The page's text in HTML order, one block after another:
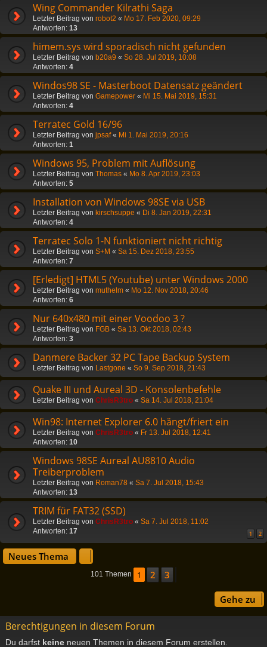
Wing Commander Kilrathi Saga
Letzter Beitrag von robot2 « Mo 17. Feb 2020, 09:29
Antworten: 13
himem.sys wird sporadisch nicht gefunden
Letzter Beitrag von b20a9 « So 28. Jul 2019, 10:08
Antworten: 4
Windos98 SE - Masterboot Datensatz geändert
Letzter Beitrag von Gamepower « Mi 15. Mai 2019, 15:31
Antworten: 4
Terratec Gold 16/96
Letzter Beitrag von jpsaf« Mi 1. Mai 2019, 20:16
Antworten: 1
Windows 95, Problem mit Auflösung
Letzter Beitrag von Thomas « Mo 8. Apr 2019, 23:03
Antworten: 5
Installation von Windows 98SE via USB
Letzter Beitrag von kirschsuppe « Di 8. Jan 2019, 22:31
Antworten: 4
Terratec Solo 1-N funktioniert nicht richtig
Letzter Beitrag von S+M « Sa 15. Dez 2018, 23:55
Antworten: 7
[Erledigt] HTML5 (Youtube) unter Windows 2000
Letzter Beitrag von muthelm « Mo 12. Nov 2018, 20:46
Antworten: 6
Nur 640x480 mit einer Voodoo 3 ?
Letzter Beitrag von FGB « Sa 13. Okt 2018, 02:43
Antworten: 3
Danmere Backer 32 PC Tape Backup System
Letzter Beitrag von Lastgone « So 9. Sep 2018, 21:43
Quake III und Aureal 3D - Konsolenbefehle
Letzter Beitrag von ChrisR3tro « Sa 14. Jul 2018, 21:04
Win98: Internet Explorer 6.0 hängt/friert ein
Letzter Beitrag von ChrisR3tro « Fr 13. Jul 2018, 12:41
Antworten: 10
Windows 98SE Aureal AU8810 Audio
Treiberproblem
Letzter Beitrag von Roman78 « Sa 7. Jul 2018, 15:43
Antworten: 13
TRIM für FAT32 (SSD)
Letzter Beitrag von ChrisR3tro « Sa 7. Jul 2018, 11:02
Antworten: 17 1 2
Neues Thema
101 Themen 1 2 3
Gehe zu
Berechtigungen in diesem Forum
Du darfst keine neuen Themen in diesem Forum erstellen.